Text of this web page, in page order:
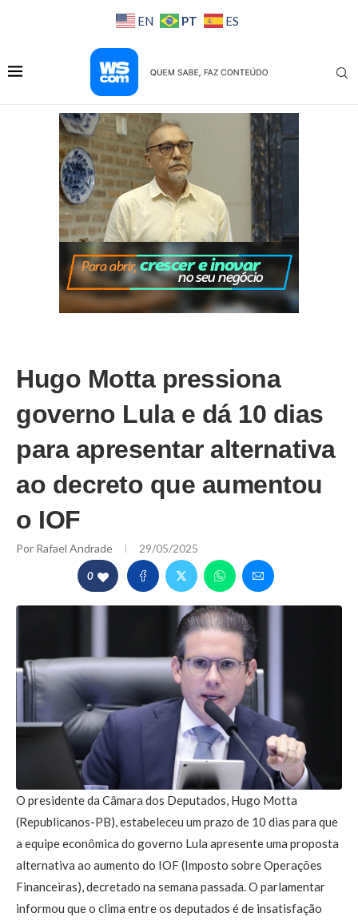
EN PT ES
Hugo Motta pressiona
governo Lula e dá 10 dias
para apresentar alternativa
ao decreto que aumentou
o IOF
Por Rafael Andrade 29/05/2025
0
O presidente da Câmara dos Deputados, Hugo Motta
(Republicanos-PB), estabeleceu um prazo de 10 dias para que
a equipe econômica do governo Lula apresente uma proposta
alternativa ao aumento do IOF (Imposto sobre Operações
Financeiras), decretado na semana passada. O parlamentar
informou que o clima entre os deputados é de insatisfação